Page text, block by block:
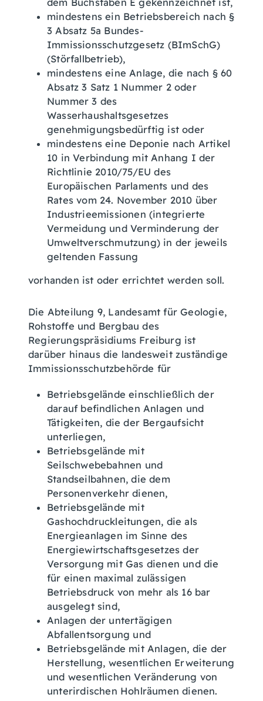
dem Buchstaben E gekennzeichnet ist,
mindestens ein Betriebsbereich nach §
3 Absatz 5a Bundes-
Immissionsschutzgesetz (BImSchG)
(Störfallbetrieb),
mindestens eine Anlage, die nach § 60
Absatz 3 Satz 1 Nummer 2 oder
Nummer 3 des
Wasserhaushaltsgesetzes
genehmigungsbedürftig ist oder
mindestens eine Deponie nach Artikel
10 in Verbindung mit Anhang I der
Richtlinie 2010/75/EU des
Europäischen Parlaments und des
Rates vom 24. November 2010 über
Industrieemissionen (integrierte
Vermeidung und Verminderung der
Umweltverschmutzung) in der jeweils
geltenden Fassung
vorhanden ist oder errichtet werden soll.
Die Abteilung 9, Landesamt für Geologie,
Rohstoffe und Bergbau des
Regierungspräsidiums Freiburg ist
darüber hinaus die landesweit zuständige
Immissionsschutzbehörde für
Betriebsgelände einschließlich der
darauf befindlichen Anlagen und
Tätigkeiten, die der Bergaufsicht
unterliegen,
Betriebsgelände mit
Seilschwebebahnen und
Standseilbahnen, die dem
Personenverkehr dienen,
Betriebsgelände mit
Gashochdruckleitungen, die als
Energieanlagen im Sinne des
Energiewirtschaftsgesetzes der
Versorgung mit Gas dienen und die
für einen maximal zulässigen
Betriebsdruck von mehr als 16 bar
ausgelegt sind,
Anlagen der untertägigen
Abfallentsorgung und
Betriebsgelände mit Anlagen, die der
Herstellung, wesentlichen Erweiterung
und wesentlichen Veränderung von
unterirdischen Hohlräumen dienen.